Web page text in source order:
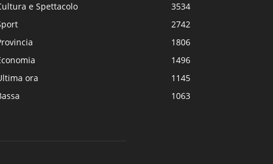
e Spettacolo
3534
2742
1806
1496
ora
1145
1063